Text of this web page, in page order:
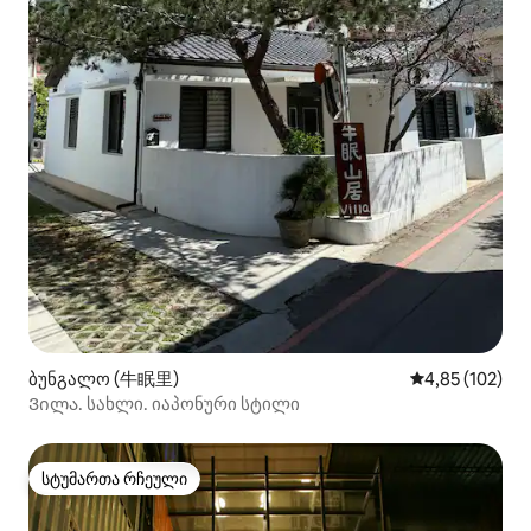
ბუნგალო (牛眠里) საშუალო
4,85 (102)
Ვილა. სახლი. იაპონური სტილი
სტუმართა რჩეული
სტუმართა რჩეული